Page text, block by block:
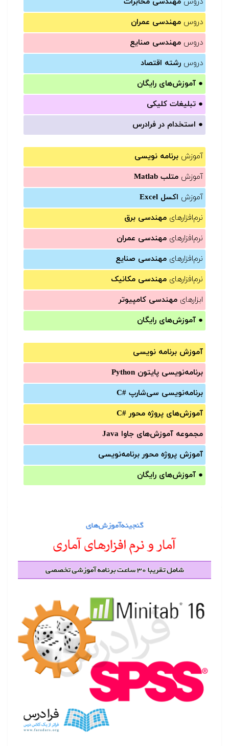
دروس مهندسی عمران
دروس مهندسی صنایع
دروس رشته اقتصاد
● آموزش‌های رایگان
● تبلیغات کلیکی
● استخدام در فرادرس
آموزش برنامه نویسی
آموزش متلب Matlab
آموزش اکسل Excel
نرم‌افزارهای مهندسی برق
نرم‌افزارهای مهندسی عمران
نرم‌افزارهای مهندسی صنایع
نرم‌افزارهای مهندسی مکانیک
ابزارهای مهندسی کامپیوتر
● آموزش‌های رایگان
آموزش برنامه نویسی
برنامه‌نویسی پایتون Python
برنامه‌‌نویسی سی‌شارپ C#‎
آموزش‌های پروژه محور #C
مجموعه آموزش‌های جاوا Java
آموزش‌ پروژه محور برنامه‌نویسی
● آموزش‌های رایگان